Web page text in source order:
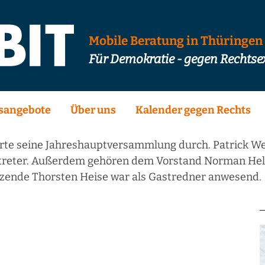
Mobile Beratung in Thüringen
Für Demokratie - gegen
Über uns Kalender gegen Rechts
seine Jahreshauptversammlung durch. Patrick
Außerdem gehören dem Vorstand Norman
Thorsten Heise war als Gastredner anwesend.